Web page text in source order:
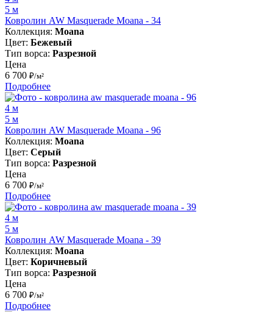
5 м
Ковролин AW Masquerade Moana - 34
Коллекция: Moana
Цвет: Бежевый
Тип ворса: Разрезной
Цена
6 700 ₽/м²
Подробнее
4 м
5 м
Ковролин AW Masquerade Moana - 96
Коллекция: Moana
Цвет: Серый
Тип ворса: Разрезной
Цена
6 700 ₽/м²
Подробнее
4 м
5 м
Ковролин AW Masquerade Moana - 39
Коллекция: Moana
Цвет: Коричневый
Тип ворса: Разрезной
Цена
6 700 ₽/м²
Подробнее